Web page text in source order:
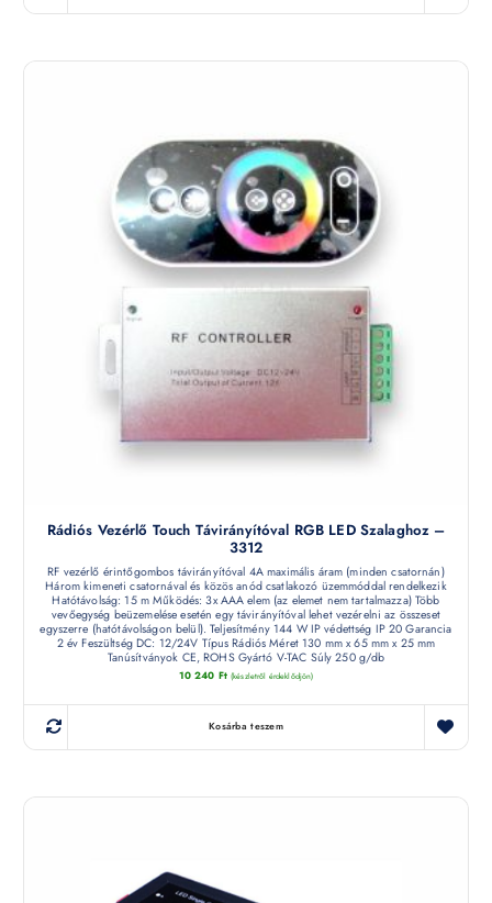
Rádiós Vezérlő Touch Távirányítóval RGB LED Szalaghoz –
3312
RF vezérlő érintőgombos távirányítóval 4A maximális áram (minden csatornán)
Három kimeneti csatornával és közös anód csatlakozó üzemmóddal rendelkezik
Hatótávolság: 15 m Működés: 3x AAA elem (az elemet nem tartalmazza) Több
vevőegység beüzemelése esetén egy távirányítóval lehet vezérelni az összeset
egyszerre (hatótávolságon belül). Teljesítmény 144 W IP védettség IP 20 Garancia
2 év Feszültség DC: 12/24V Típus Rádiós Méret 130 mm x 65 mm x 25 mm
Tanúsítványok CE, ROHS Gyártó V-TAC Súly 250 g/db
10 240 Ft (készletről érdeklődjön)
Kosárba teszem